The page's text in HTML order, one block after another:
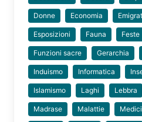
Donne Economia
Esposizioni Fauna Feste
Funzioni sacre Gerarchia
Induismo Informatica
Islamismo Laghi Lebbra
Madrase Malattie Medici